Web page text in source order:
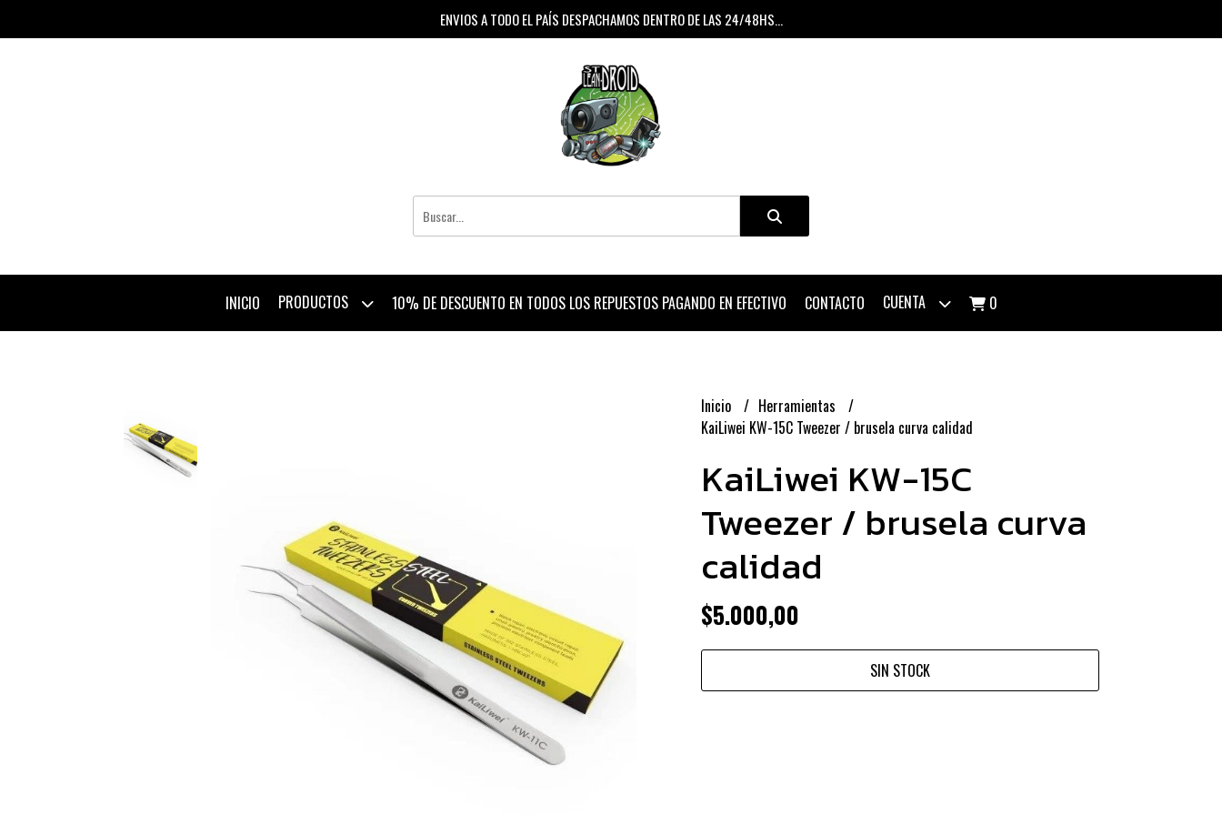
ENVIOS A TODO EL PAÍS DESPACHAMOS DENTRO DE LAS 24/48HS...
INICIO PRODUCTOS 10% DE DESCUENTO EN TODOS LOS REPUESTOS PAGANDO EN EFECTIVO CONTACTO CUENTA 0
Inicio
Herramientas
KaiLiwei KW-15C Tweezer / brusela curva calidad
KaiLiwei KW-15C
Tweezer / brusela curva
calidad
$5.000,00
SIN STOCK